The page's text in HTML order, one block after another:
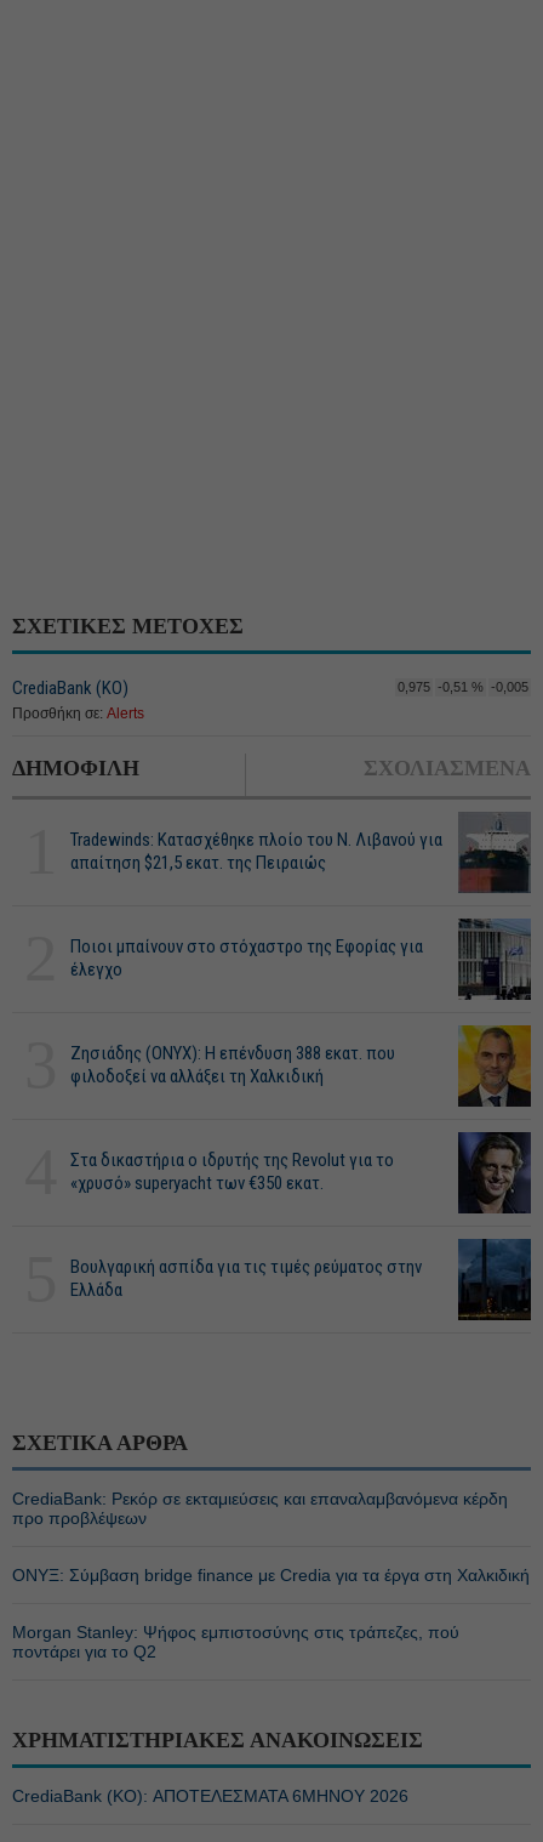
ΣΧΕΤΙΚΕΣ ΜΕΤΟΧΕΣ
CrediaBank (ΚΟ) 0,975 -0,51 % -0,005
Προσθήκη σε: Alerts
ΔΗΜΟΦΙΛΗ ΣΧΟΛΙΑΣΜΕΝΑ
Tradewinds: Κατασχέθηκε πλοίο του Ν. Λιβανού για
απαίτηση $21,5 εκατ. της Πειραιώς
Ποιοι μπαίνουν στο στόχαστρο της Εφορίας για
έλεγχο
Ζησιάδης (ONYX): Η επένδυση 388 εκατ. που
φιλοδοξεί να αλλάξει τη Χαλκιδική
Στα δικαστήρια ο ιδρυτής της Revolut για το
«χρυσό» superyacht των €350 εκατ.
Βουλγαρική ασπίδα για τις τιμές ρεύματος στην
Ελλάδα
ΣΧΕΤΙΚΑ ΑΡΘΡΑ
CrediaBank: Ρεκόρ σε εκταμιεύσεις και επαναλαμβανόμενα κέρδη
προ προβλέψεων
ΟΝΥΞ: Σύμβαση bridge finance με Credia για τα έργα στη Χαλκιδική
Morgan Stanley: Ψήφος εμπιστοσύνης στις τράπεζες, πού
ποντάρει για το Q2
ΧΡΗΜΑΤΙΣΤΗΡΙΑΚΕΣ ΑΝΑΚΟΙΝΩΣΕΙΣ
CrediaBank (ΚΟ): ΑΠΟΤΕΛΕΣΜΑΤΑ 6ΜΗΝΟΥ 2026